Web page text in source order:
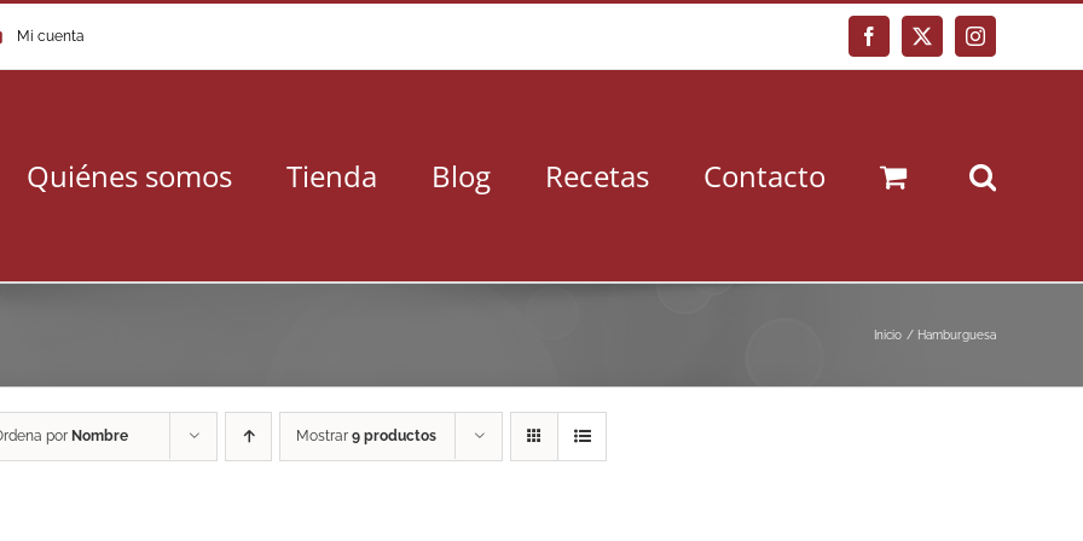
Mi cuenta Facebook
X Instagram
Quiénes somos Tienda Blog Recetas Contacto
Inicio Hamburguesa
por Nombre Mostrar 9 productos